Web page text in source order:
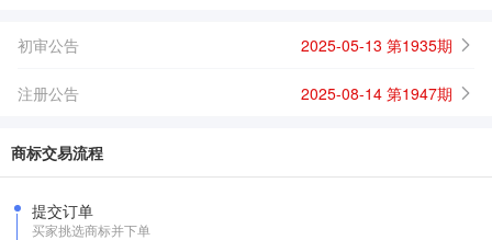
初审公告 2025-05-13 第1935期
注册公告 2025-08-14 第1947期
商标交易流程
提交订单
买家挑选商标并下单